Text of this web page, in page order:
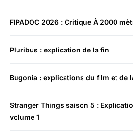
FIPADOC 2026 : Critique À 2000
Pluribus : explication de la fin
Bugonia : explications du film et de
Stranger Things saison 5 :
volume 1